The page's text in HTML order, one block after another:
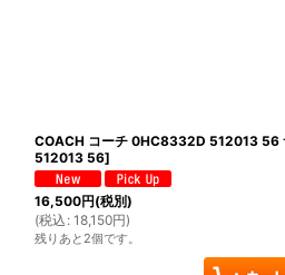
COACH コーチ 0HC8332D 512013 56
512013 56]
16,500円(税別)
(税込 : 18,150円)
残りあと2個です。